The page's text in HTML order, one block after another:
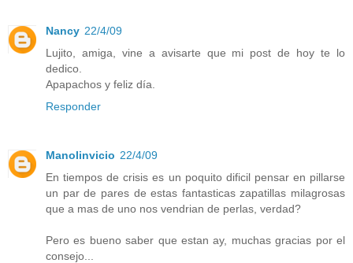
Nancy 22/4/09
Lujito, amiga, vine a avisarte que mi post de hoy te lo
dedico.
Apapachos y feliz día.
Responder
Manolinvicio 22/4/09
En tiempos de crisis es un poquito dificil pensar en pillarse
un par de pares de estas fantasticas zapatillas milagrosas
que a mas de uno nos vendrian de perlas, verdad?
Pero es bueno saber que estan ay, muchas gracias por el
consejo...